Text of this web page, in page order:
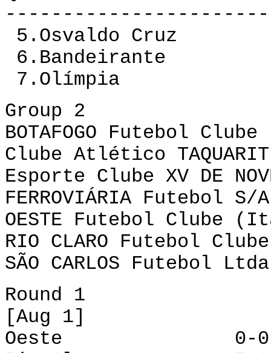
5.Osvaldo Cruz
6.Bandeirante
7.Olímpia 12
Group 2
BOTAFOGO Futebol
Clube Atlético
Esporte Clube XV DE
FERROVIÁRIA Futebol
OESTE Futebol Clube
RIO CLARO Futebol
SÃO CARLOS Futebol
Round 1
[Aug 1]
Oeste 0-0